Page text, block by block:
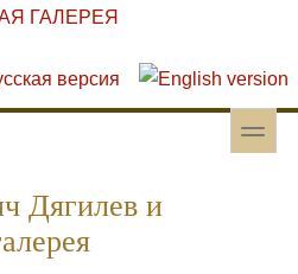
toggle
Дягилев и